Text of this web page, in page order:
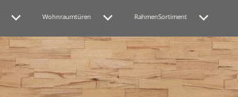
Wohnraumtüren RahmenSortiment